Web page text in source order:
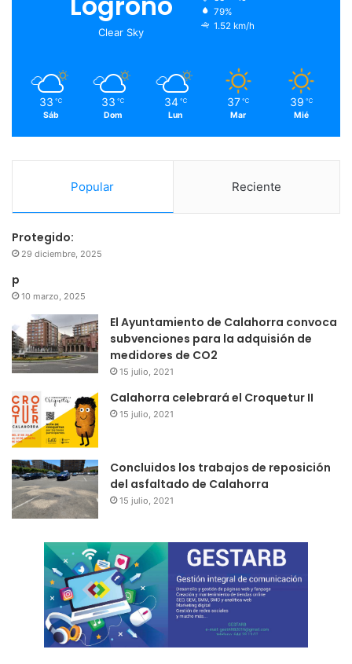
o
e
r
m
Clear Sky
79%
1.52 km/h
33 ℃
Sáb
33 ℃
Dom
34 ℃
Lun
37 ℃
Mar
39 ℃
Mié
Popular Reciente
Protegido:
29 diciembre, 2025
p
10 marzo, 2025
El Ayuntamiento de Calahorra convoca
subvenciones para la adquisión de
medidores de CO2
15 julio, 2021
Calahorra celebrará el Croquetur II
15 julio, 2021
Concluidos los trabajos de reposición
del asfaltado de Calahorra
15 julio, 2021